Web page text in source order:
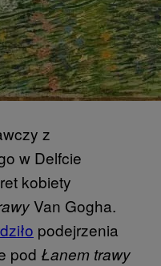
z
w Delfcie
kobiety
Van Gogha.
podejrzenia
pod Łanem trawy